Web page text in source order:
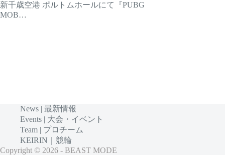
新千歳空港 ポルトムホールにて『PUBG
MOB…
News | 最新情報
Events | 大会・イベント
Team | プロチーム
KEIRIN｜競輪
Copyright © 2026 - BEAST MODE